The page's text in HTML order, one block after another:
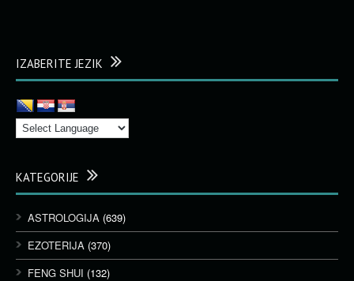
IZABERITE JEZIK
KATEGORIJE
ASTROLOGIJA (639)
EZOTERIJA (370)
FENG SHUI (132)